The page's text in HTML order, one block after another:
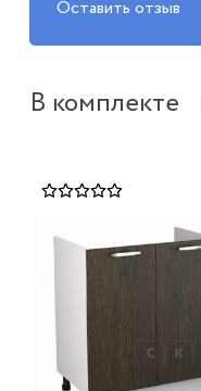
Оставить отзыв
В комплекте